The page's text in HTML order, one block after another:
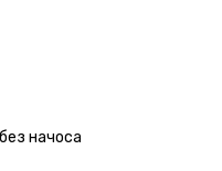
начоса